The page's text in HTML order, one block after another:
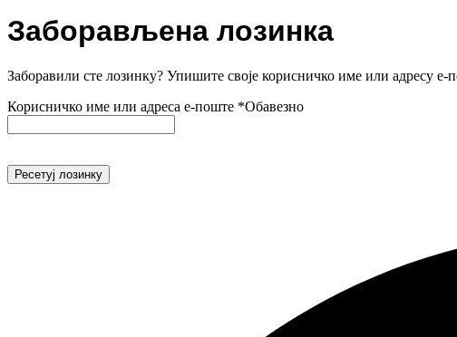
Заборављена лозинка
Заборавили сте лозинку? Упишите своје корисничко име или адресу
Корисничко име или адреса е-поште *Обавезно
Ресетуј лозинку